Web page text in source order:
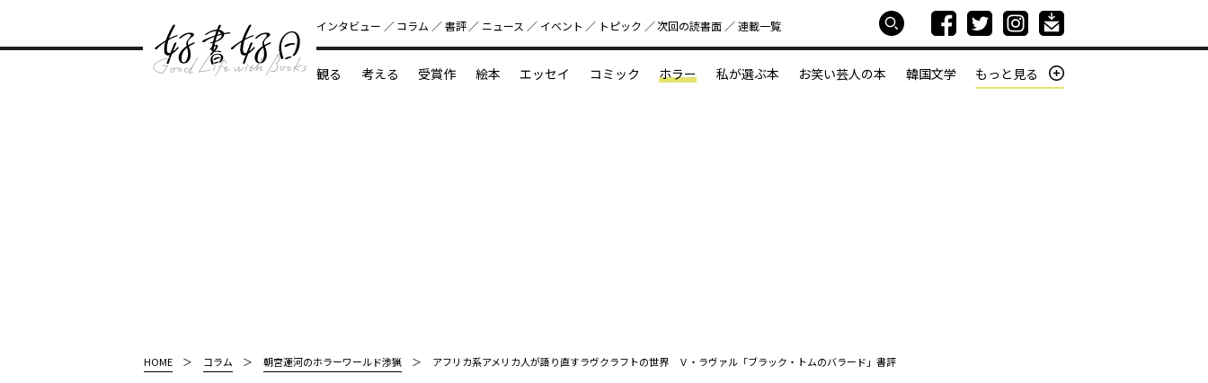
好書好日
インタビュー コラム 書評 ニュース イベント トピック 次回の読書⾯ 連載一覧
観る 考える 受賞作 絵本 エッセイ コミック ホラー 私が選ぶ本 お笑い芸人の本 韓国文学 もっと見る
HOME コラム 朝宮運河のホラーワールド渉猟 アフリカ系アメリカ人が語り直すラヴクラフトの世界 Ｖ・ラヴァル「ブラック・トムのバラード」書評